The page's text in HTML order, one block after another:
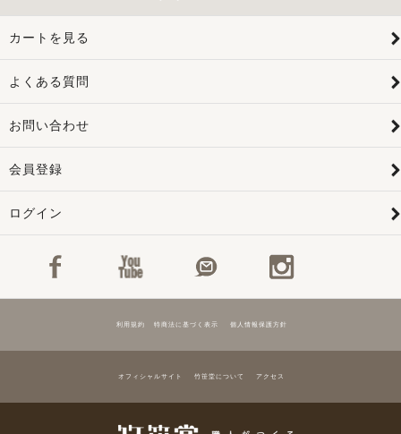
カートを見る
よくある質問
お問い合わせ
会員登録
ログイン
利用規約 特商法に基づく表示 個人情報保護方針
オフィシャルサイト 竹笹堂について アクセス